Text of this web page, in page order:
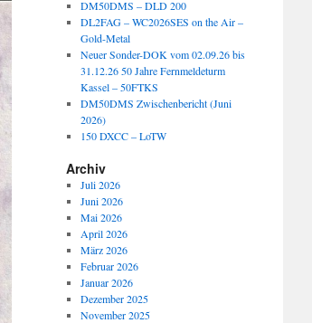
DM50DMS – DLD 200
DL2FAG – WC2026SES on the Air –
Gold-Metal
Neuer Sonder-DOK vom 02.09.26 bis
31.12.26 50 Jahre Fernmeldeturm
Kassel – 50FTKS
DM50DMS Zwischenbericht (Juni
2026)
150 DXCC – LoTW
Archiv
Juli 2026
Juni 2026
Mai 2026
April 2026
März 2026
Februar 2026
Januar 2026
Dezember 2025
November 2025